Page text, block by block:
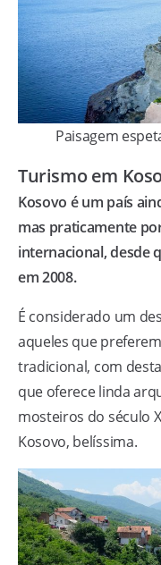
Paisagem
Turismo em
Kosovo é um país
mas praticamente
internacional, desde
em 2008.
É considerado um
aqueles que
tradicional, com
que oferece linda
mosteiros do século
Kosovo, belíssima.